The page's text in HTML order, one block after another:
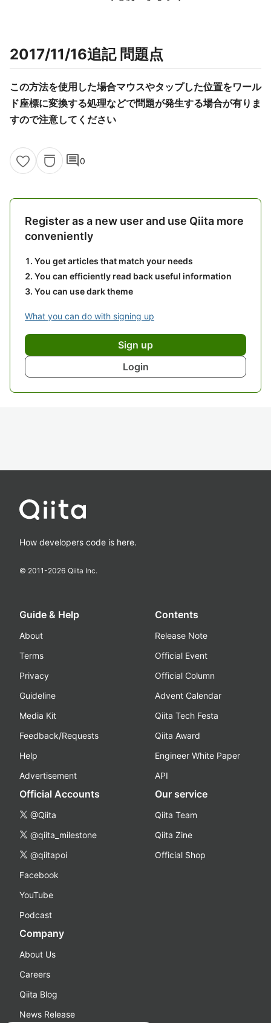
2017/11/16追記 問題点
この方法を使用した場合マウスやタップした位置をワール
ド座標に変換する処理などで問題が発生する場合が有りま
すので注意してください
comment0
Register as a new user and use Qiita more
conveniently
You get articles that match your needs
You can efficiently read back useful information
You can use dark theme
What you can do with signing up
Sign up
Login
How developers code is here.
© 2011-2026 Qiita Inc.
Guide & Help
About
Terms
Privacy
Guideline
Media Kit
Feedback/Requests
Help
Advertisement
Contents
Release Note
Official Event
Official Column
Advent Calendar
Qiita Tech Festa
Qiita Award
Engineer White Paper
API
Official Accounts
@Qiita
@qiita_milestone
@qiitapoi
Facebook
YouTube
Podcast
Our service
Qiita Team
Qiita Zine
Official Shop
Company
About Us
Careers
Qiita Blog
News Release